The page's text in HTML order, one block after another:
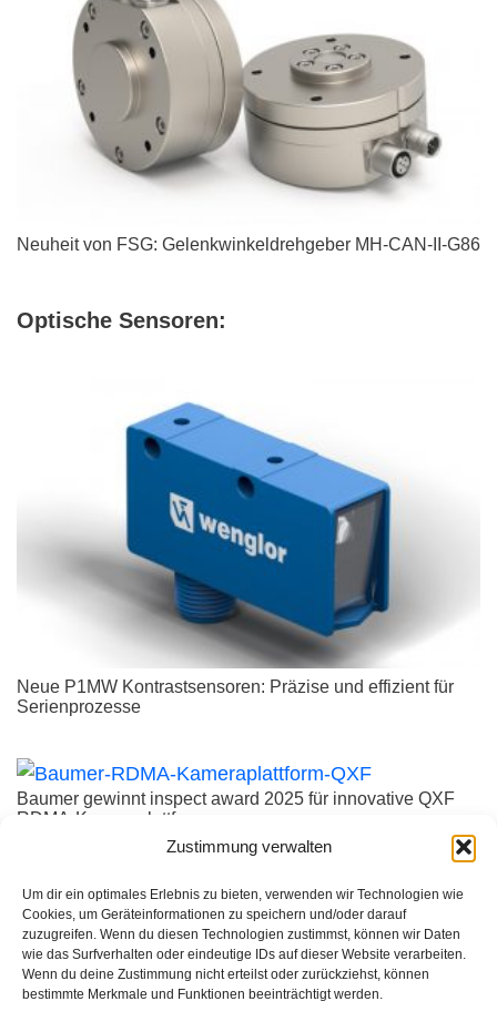
Zustimmung verwalten
Um dir ein optimales Erlebnis zu bieten, verwenden wir Technologien wie
Cookies, um Geräteinformationen zu speichern und/oder darauf
zuzugreifen. Wenn du diesen Technologien zustimmst, können wir Daten
wie das Surfverhalten oder eindeutige IDs auf dieser Website verarbeiten.
Wenn du deine Zustimmung nicht erteilst oder zurückziehst, können
bestimmte Merkmale und Funktionen beeinträchtigt werden.
Neuheit von FSG: Gelenkwinkeldrehgeber MH-CAN-II-G86
Optische Sensoren:
Neue P1MW Kontrastsensoren: Präzise und effizient für
Serienprozesse
Baumer gewinnt inspect award 2025 für innovative QXF
RDMA-Kameraplattform
5GigE Vision – Industriekamera für anspruchsvolle
Anwendungen